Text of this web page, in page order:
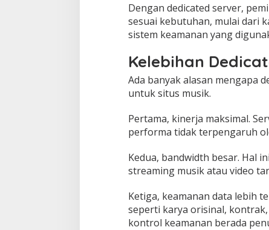
Dengan dedicated server,
sesuai kebutuhan, mulai dari
sistem keamanan yang
Kelebihan
Ada banyak alasan mengapa
untuk situs musik.
Pertama, kinerja maksimal.
performa tidak terpengaruh
Kedua, bandwidth besar. Hal
streaming musik atau video
Ketiga, keamanan data lebih
seperti karya orisinal,
kontrol keamanan berada